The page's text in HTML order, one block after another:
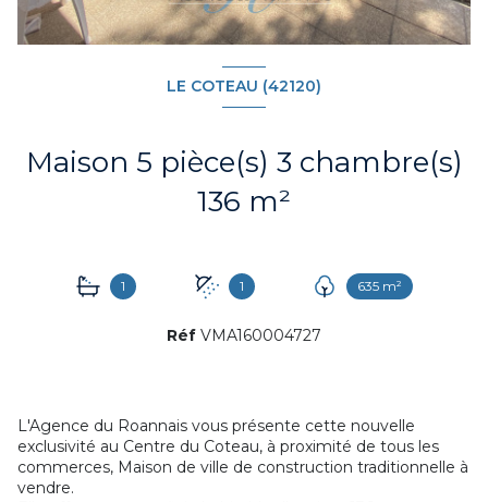
LE COTEAU (42120)
Maison 5 pièce(s) 3 chambre(s)
136 m²
1 1 635 m²
Réf VMA160004727
L'Agence du Roannais vous présente cette nouvelle
exclusivité au Centre du Coteau, à proximité de tous les
commerces, Maison de ville de construction traditionnelle à
vendre.